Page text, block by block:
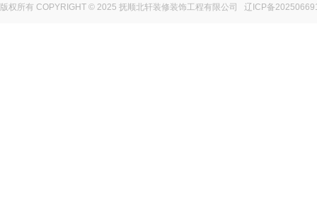
版权所有 COPYRIGHT © 2025 抚顺北轩装修装饰工程有限公司 辽ICP备